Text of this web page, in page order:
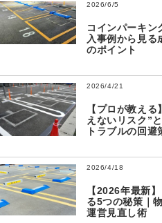
2026/6/5
コインパーキン
入事例から見る
のポイント
2026/4/21
【プロが教え
えないリスク”
トラブルの回避
2026/4/18
【2026年最新
る5つの秘策｜
運営見直し術